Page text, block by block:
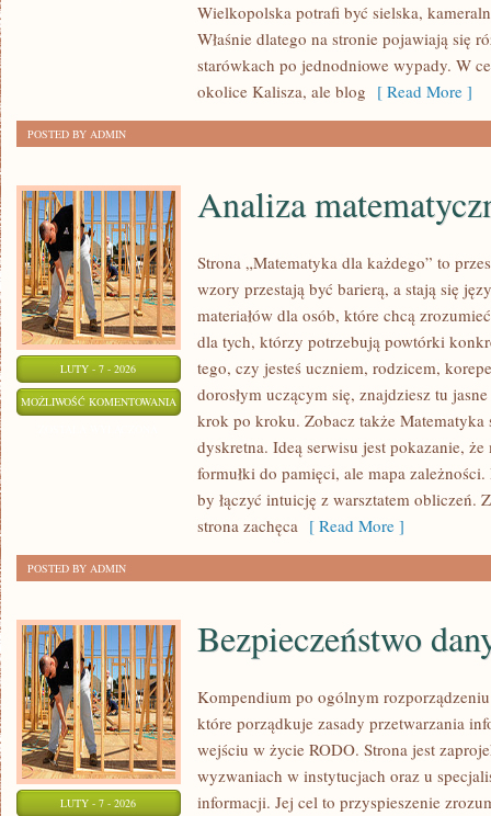
Wielkopolska potrafi być sielska,
Właśnie dlatego na stronie pojawiają się
starówkach po jednodniowe wypady. W
okolice Kalisza, ale blog [ Read More ]
POSTED BY ADMIN
LUTY - 7 - 2026
MOŻLIWOŚĆ KOMENTOWANIA ANALIZA
MATEMATYCZNA
Analiza
Strona „Matematyka dla każdego” to
wzory przestają być barierą, a stają się
materiałów dla osób, które chcą
dla tych, którzy potrzebują powtórki
tego, czy jesteś uczniem, rodzicem,
dorosłym uczącym się, znajdziesz tu
krok po kroku. Zobacz także Matematyka
dyskretna. Ideą serwisu jest pokazanie,
formułki do pamięci, ale mapa
by łączyć intuicję z warsztatem obliczeń.
strona zachęca [ Read More ]
POSTED BY ADMIN
LUTY - 7 - 2026
Bezpieczeństwo
Kompendium po ogólnym
które porządkuje zasady przetwarzania
wejściu w życie RODO. Strona jest
wyzwaniach w instytucjach oraz u
informacji. Jej cel to przyspieszenie